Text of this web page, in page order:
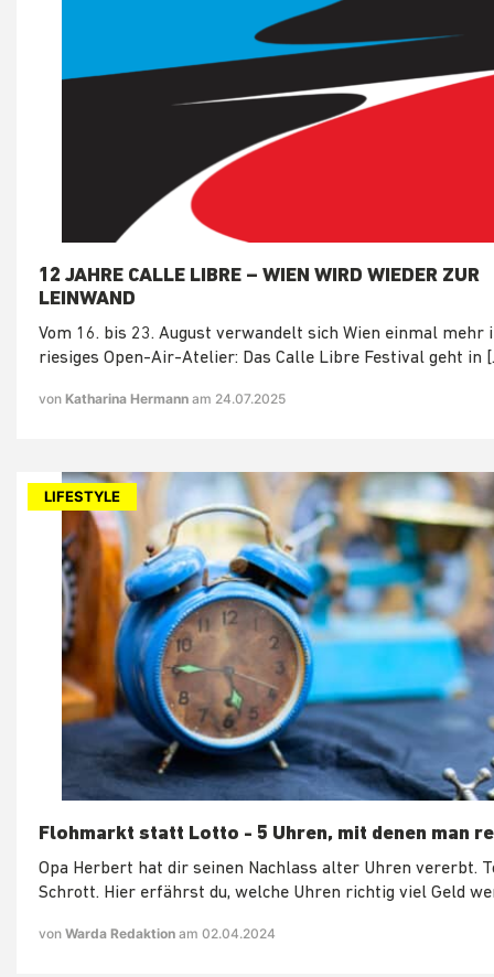
12 JAHRE CALLE LIBRE – WIEN WIRD WIEDER ZUR
LEINWAND
Vom 16. bis 23. August verwandelt sich Wien einmal mehr
riesiges Open-Air-Atelier: Das Calle Libre Festival geht in
von Katharina Hermann am 24.07.2025
LIFESTYLE
Flohmarkt statt Lotto - 5 Uhren, mit denen man
Opa Herbert hat dir seinen Nachlass alter Uhren vererbt.
Schrott. Hier erfährst du, welche Uhren richtig viel Geld
von Warda Redaktion am 02.04.2024